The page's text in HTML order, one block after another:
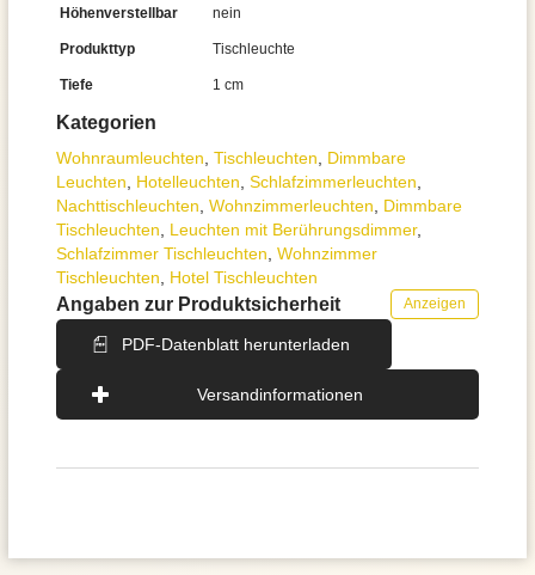
Kategorien
Wohnraum­leuchten Tisch­leuchten
Dimmbare
Leuchten
Hotelleuchten Schlafzimmer­leuchten
Nachttisch­leuchten Wohnzimmer­leuchten
Dimmbare
Tischleuchten
Leuchten mit Berührungsdimmer,
Schlafzimmer Tischleuchten Wohnzimmer
Tischleuchten
Hotel Tischleuchten
Angaben zur Produktsicherheit Anzeigen
PDF-Datenblatt herunterladen
Versandinformationen
Höhenverstellbar nein
Produkttyp Tischleuchte
Tiefe 1 cm